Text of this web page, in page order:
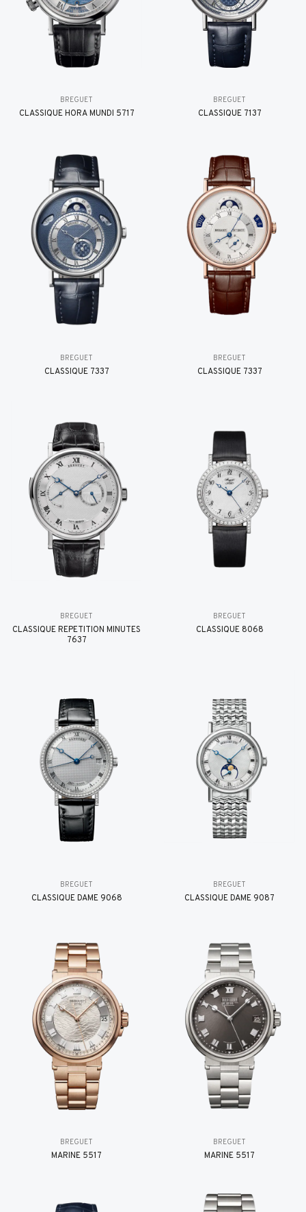
BREGUET
CLASSIQUE HORA MUNDI 5717
BREGUET
CLASSIQUE 7137
BREGUET
CLASSIQUE 7337
BREGUET
CLASSIQUE 7337
BREGUET
CLASSIQUE RÉPÉTITION MINUTES
7637
BREGUET
CLASSIQUE 8068
BREGUET
CLASSIQUE DAME 9068
BREGUET
CLASSIQUE DAME 9087
BREGUET
MARINE 5517
BREGUET
MARINE 5517